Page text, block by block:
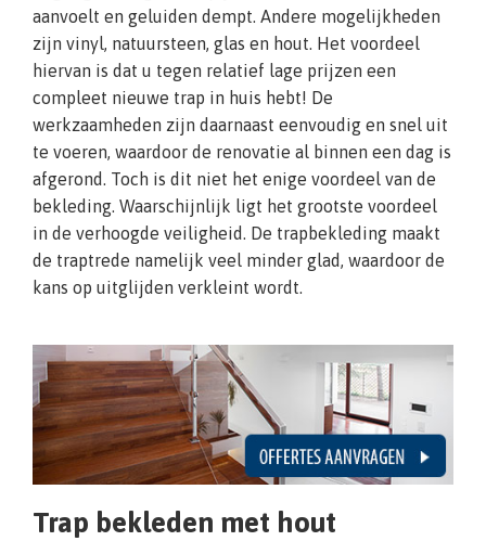
aanvoelt en geluiden dempt. Andere mogelijkheden
zijn vinyl, natuursteen, glas en hout. Het voordeel
hiervan is dat u tegen relatief lage prijzen een
compleet nieuwe trap in huis hebt! De
werkzaamheden zijn daarnaast eenvoudig en snel uit
te voeren, waardoor de renovatie al binnen een dag is
afgerond. Toch is dit niet het enige voordeel van de
bekleding. Waarschijnlijk ligt het grootste voordeel
in de verhoogde veiligheid. De trapbekleding maakt
de traptrede namelijk veel minder glad, waardoor de
kans op uitglijden verkleint wordt.
Trap bekleden met hout